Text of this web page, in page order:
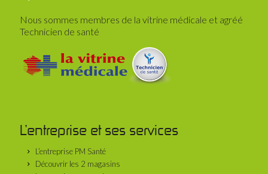
Nous sommes membres de la vitrine médicale et agréé
Technicien de santé
L’entreprise et ses services
L’entreprise PM Santé
Découvrir les 2 magasins